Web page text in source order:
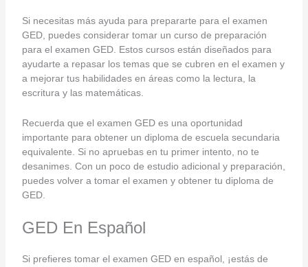
Si necesitas más ayuda para prepararte para el examen
GED, puedes considerar tomar un curso de preparación
para el examen GED. Estos cursos están diseñados para
ayudarte a repasar los temas que se cubren en el examen y
a mejorar tus habilidades en áreas como la lectura, la
escritura y las matemáticas.
Recuerda que el examen GED es una oportunidad
importante para obtener un diploma de escuela secundaria
equivalente. Si no apruebas en tu primer intento, no te
desanimes. Con un poco de estudio adicional y preparación,
puedes volver a tomar el examen y obtener tu diploma de
GED.
GED En Español
Si prefieres tomar el examen GED en español, ¡estás de